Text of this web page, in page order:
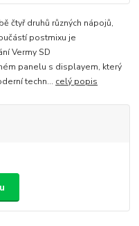
čtyř druhů různých nápojů,
postmixu je
Vermy SD
panelu s displayem, který
techn... celý popis